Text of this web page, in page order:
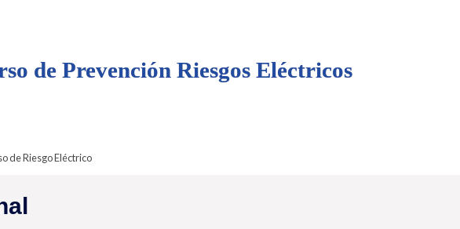
de Prevención Riesgos Eléctricos
de Riesgo Eléctrico